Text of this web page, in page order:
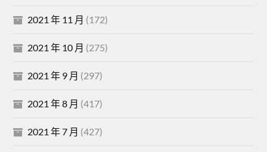
2021 年 11 月 (172)
2021 年 10 月 (275)
2021 年 9 月 (297)
2021 年 8 月 (417)
2021 年 7 月 (427)